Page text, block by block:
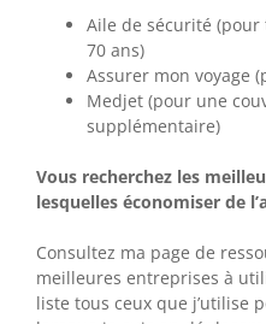
Aile de sécurité
70 ans)
Assurer mon voyage
Medjet (pour une
supplémentaire)
Vous recherchez les
lesquelles économiser de
Consultez ma page de
meilleures entreprises à
liste tous ceux que j’utilise